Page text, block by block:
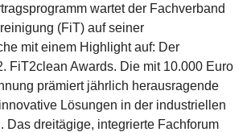
wartet der Fachverband
(FiT) auf seiner
mit einem Highlight auf: Der
FiT2clean Awards. Die mit 10.000 Euro
prämiert jährlich herausragende
Lösungen in der industriellen
Das dreitägige, integrierte Fachforum